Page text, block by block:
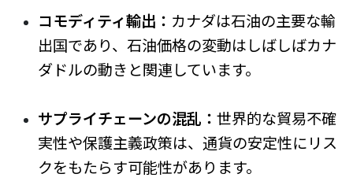
コモディティ輸出： カナダは石油の主要な輸
出国であり、石油価格の変動はしばしばカナ
ダドルの動きと関連しています。
サプライチェーンの混乱： 世界的な貿易不確
実性や保護主義政策は、通貨の安定性にリス
クをもたらす可能性があります。